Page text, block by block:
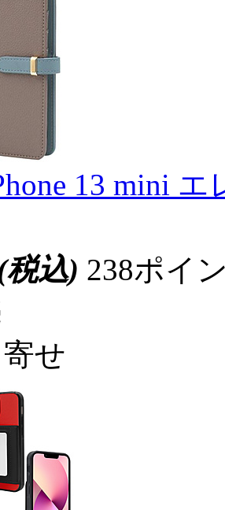
13 mini
税込) 238ポイ
せ